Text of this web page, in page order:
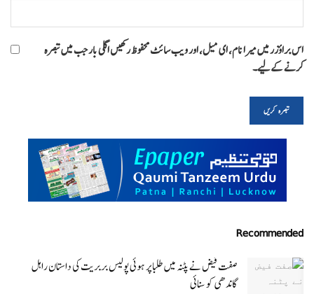
اس براؤزر میں میرا نام، ای میل، اور ویب سائٹ محفوظ رکھیں اگلی بار جب میں تبصرہ
کرنے کےلیے۔
Recommended
صفت فیض نے پٹنہ میں طلبا پر ہوئی پولیس بربریت کی داستان راہل
گاندھی کو سنائی